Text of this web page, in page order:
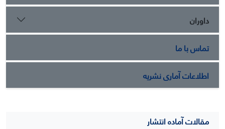
داوران
تماس با ما
اطلاعات آماری نشریه
مقالات آماده انتشار